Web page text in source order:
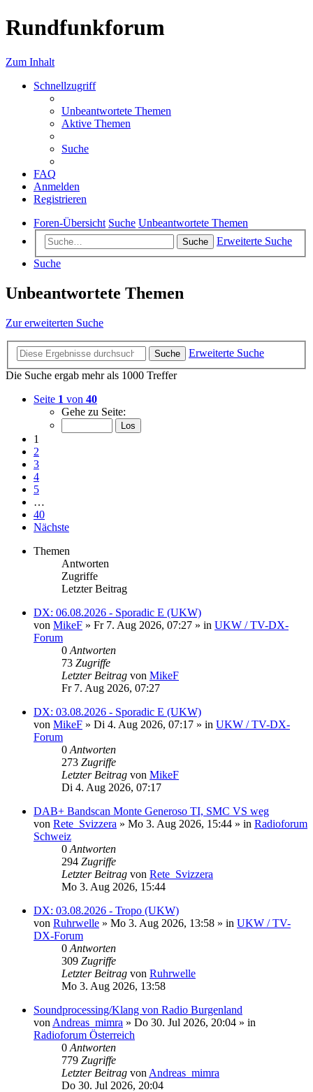
Rundfunkforum
Zum Inhalt
Schnellzugriff
Unbeantwortete Themen
Aktive Themen
Suche
FAQ
Anmelden
Registrieren
Foren-Übersicht Suche Unbeantwortete Themen
Suche
Erweiterte Suche
Suche
Unbeantwortete Themen
Zur erweiterten Suche
Suche
Erweiterte Suche
Die Suche ergab mehr als 1000 Treffer
Seite 1 von 40
Gehe zu Seite:
1
2
3
4
5
…
40
Nächste
Themen
Antworten
Zugriffe
Letzter Beitrag
DX: 06.08.2026 - Sporadic E (UKW)
von MikeF » Fr 7. Aug 2026, 07:27 » in UKW / TV-DX-
Forum
0 Antworten
73 Zugriffe
Letzter Beitrag von MikeF
Fr 7. Aug 2026, 07:27
DX: 03.08.2026 - Sporadic E (UKW)
von MikeF » Di 4. Aug 2026, 07:17 » in UKW / TV-DX-
Forum
0 Antworten
273 Zugriffe
Letzter Beitrag von MikeF
Di 4. Aug 2026, 07:17
DAB+ Bandscan Monte Generoso TI, SMC VS weg
von Rete_Svizzera » Mo 3. Aug 2026, 15:44 » in Radioforum
Schweiz
0 Antworten
294 Zugriffe
Letzter Beitrag von Rete_Svizzera
Mo 3. Aug 2026, 15:44
DX: 03.08.2026 - Tropo (UKW)
von Ruhrwelle » Mo 3. Aug 2026, 13:58 » in UKW / TV-
DX-Forum
0 Antworten
309 Zugriffe
Letzter Beitrag von Ruhrwelle
Mo 3. Aug 2026, 13:58
Soundprocessing/Klang von Radio Burgenland
von Andreas_mimra » Do 30. Jul 2026, 20:04 » in
Radioforum Österreich
0 Antworten
779 Zugriffe
Letzter Beitrag von Andreas_mimra
Do 30. Jul 2026, 20:04